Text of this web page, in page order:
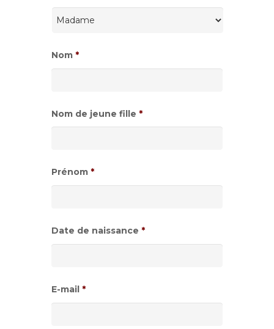
Nom *
Nom de jeune fille *
Prénom *
Date de naissance *
de
date
E-mail *